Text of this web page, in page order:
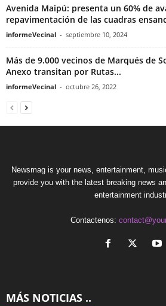
Avenida Maipú: presenta un 60% de
repavimentación de las cuadras
informeVecinal - septiembre 10, 2024
Más de 9.000 vecinos de Marqués de
Anexo transitan por Rutas...
informeVecinal - octubre 26, 2022
Newsmag is your news, entertainment,
provide you with the latest breaking news
entertainment
Contactenos:
MÁS NOTICIAS ..